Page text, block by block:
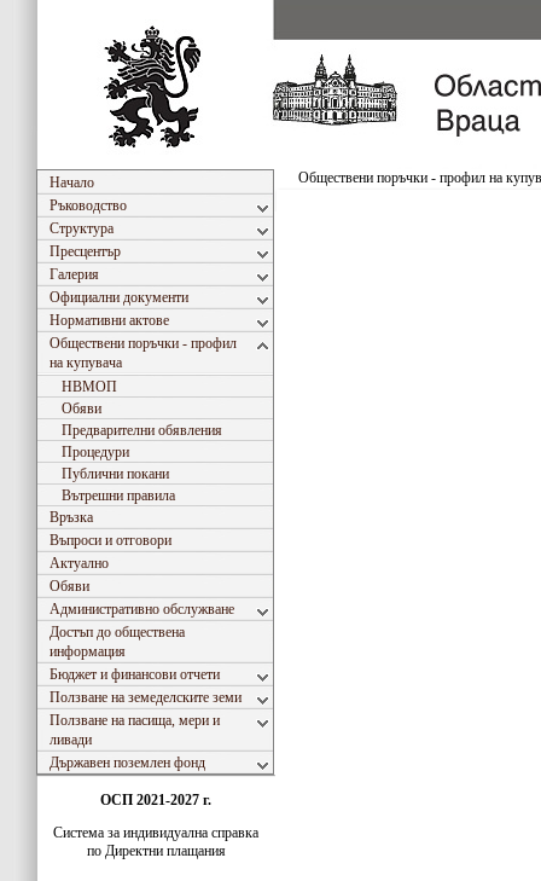
Начало
Ръководство
Структура
Пресцентър
Галерия
Официални документи
Нормативни актове
Обществени поръчки - профил
на купувача
НВМОП
Обяви
Предварителни обявления
Процедури
Публични покани
Вътрешни правила
Връзка
Въпроси и отговори
Актуално
Обяви
Административно обслужване
Достъп до обществена
информация
Бюджет и финансови отчети
Ползване на земеделските земи
Ползване на пасища, мери и
ливади
Държавен поземлен фонд
ОСП 2021-2027 г.
Система за индивидуaлна справка
по Директни плащания
Обществени поръчки - профил на